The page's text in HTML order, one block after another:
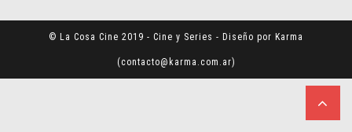
© La Cosa Cine 2019 - Cine y Series - Diseño por Karma
(contacto@karma.com.ar)